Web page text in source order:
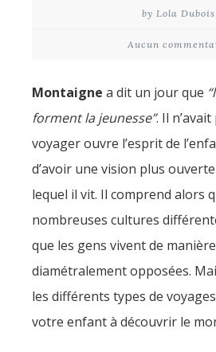
by Lola Dubois
Aucun
Montaigne a dit un jour que
forment la jeunesse”. Il
voyager ouvre l’esprit de
d’avoir une vision plus
lequel il vit. Il comprend alors
nombreuses cultures
que les gens vivent de
diamétralement opposées.
les différents types de
votre enfant à découvrir le